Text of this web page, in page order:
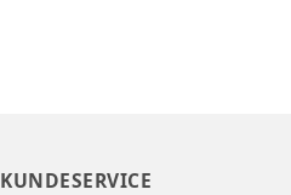
KUNDESERVICE